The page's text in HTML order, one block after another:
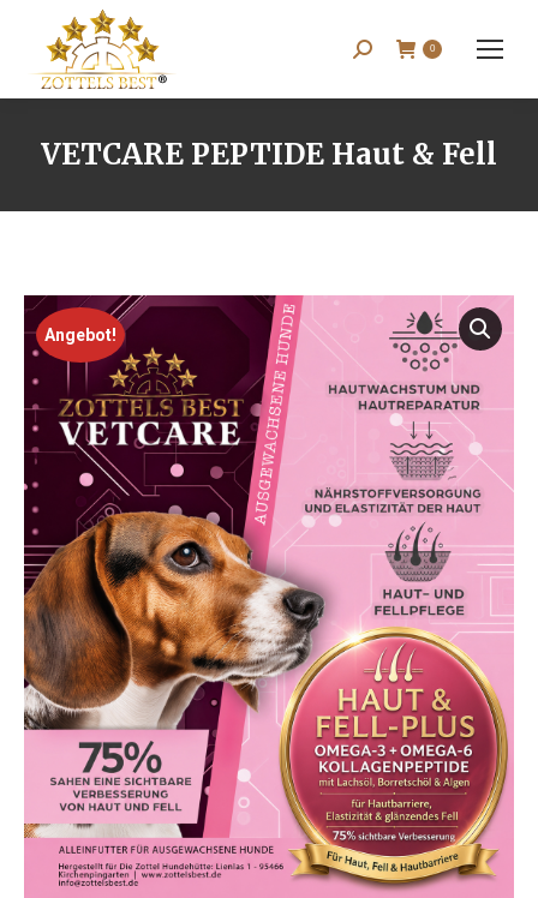
Search: 0
VETCARE PEPTIDE Haut & Fell
Angebot!